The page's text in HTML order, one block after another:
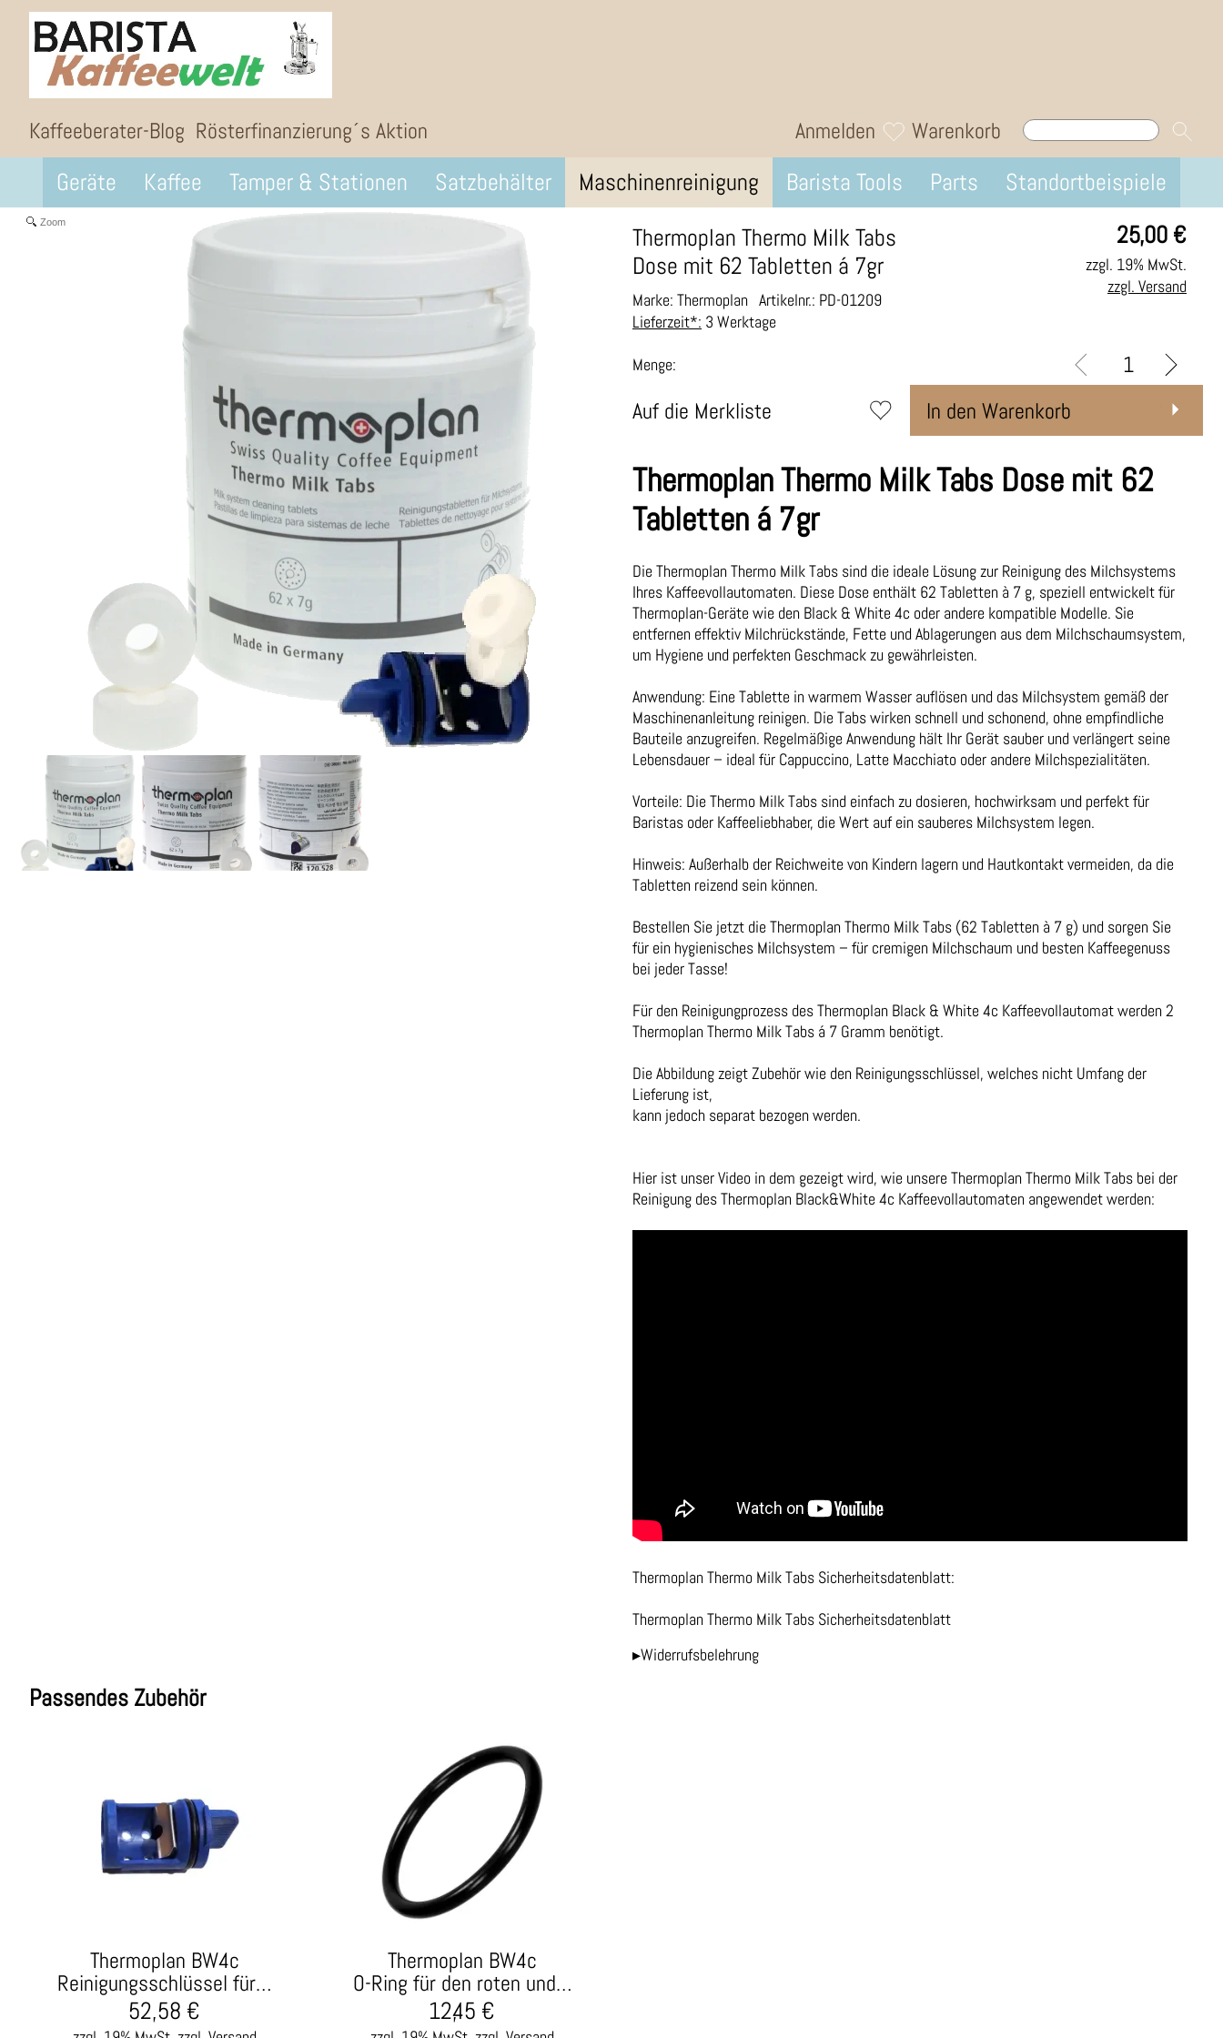
Kaffeeberater-Blog Rösterfinanzierung´s Aktion Anmelden Warenkorb
Geräte Kaffee Tamper & Stationen Satzbehälter Maschinenreinigung Barista Tools Parts Standortbeispiele
Zoom 25,00 €
Thermoplan Thermo Milk Tabs
Dose mit 62 Tabletten á 7gr
Marke: Thermoplan Artikelnr.: PD-01209
Lieferzeit*: 3 Werktage
zzgl. 19% MwSt.
zzgl. Versand
Menge:
Auf die Merkliste In den Warenkorb
Thermoplan Thermo Milk Tabs Dose mit 62
Tabletten á 7gr
Die Thermoplan Thermo Milk Tabs sind die ideale Lösung zur Reinigung des Milchsystems
Ihres Kaffeevollautomaten. Diese Dose enthält 62 Tabletten à 7 g, speziell entwickelt für
Thermoplan-Geräte wie den Black & White 4c oder andere kompatible Modelle. Sie
entfernen effektiv Milchrückstände, Fette und Ablagerungen aus dem Milchschaumsystem,
um Hygiene und perfekten Geschmack zu gewährleisten.
Anwendung: Eine Tablette in warmem Wasser auflösen und das Milchsystem gemäß der
Maschinenanleitung reinigen. Die Tabs wirken schnell und schonend, ohne empfindliche
Bauteile anzugreifen. Regelmäßige Anwendung hält Ihr Gerät sauber und verlängert seine
Lebensdauer – ideal für Cappuccino, Latte Macchiato oder andere Milchspezialitäten.
Vorteile: Die Thermo Milk Tabs sind einfach zu dosieren, hochwirksam und perfekt für
Baristas oder Kaffeeliebhaber, die Wert auf ein sauberes Milchsystem legen.
Hinweis: Außerhalb der Reichweite von Kindern lagern und Hautkontakt vermeiden, da die
Tabletten reizend sein können.
Bestellen Sie jetzt die Thermoplan Thermo Milk Tabs (62 Tabletten à 7 g) und sorgen Sie
für ein hygienisches Milchsystem – für cremigen Milchschaum und besten Kaffeegenuss
bei jeder Tasse!
Für den Reinigungprozess des Thermoplan Black & White 4c Kaffeevollautomat werden 2
Thermoplan Thermo Milk Tabs á 7 Gramm benötigt.
Die Abbildung zeigt Zubehör wie den Reinigungsschlüssel, welches nicht Umfang der
Lieferung ist,
kann jedoch separat bezogen werden.
Hier ist unser Video in dem gezeigt wird, wie unsere Thermoplan Thermo Milk Tabs bei der
Reinigung des Thermoplan Black&White 4c Kaffeevollautomaten angewendet werden:
Thermoplan Thermo Milk Tabs Sicherheitsdatenblatt:
Thermoplan Thermo Milk Tabs Sicherheitsdatenblatt
▸Widerrufsbelehrung
Passendes Zubehör
Thermoplan BW4c
Reinigungsschlüssel für…
52,58 €
Thermoplan BW4c
O-Ring für den roten und…
12,45 €